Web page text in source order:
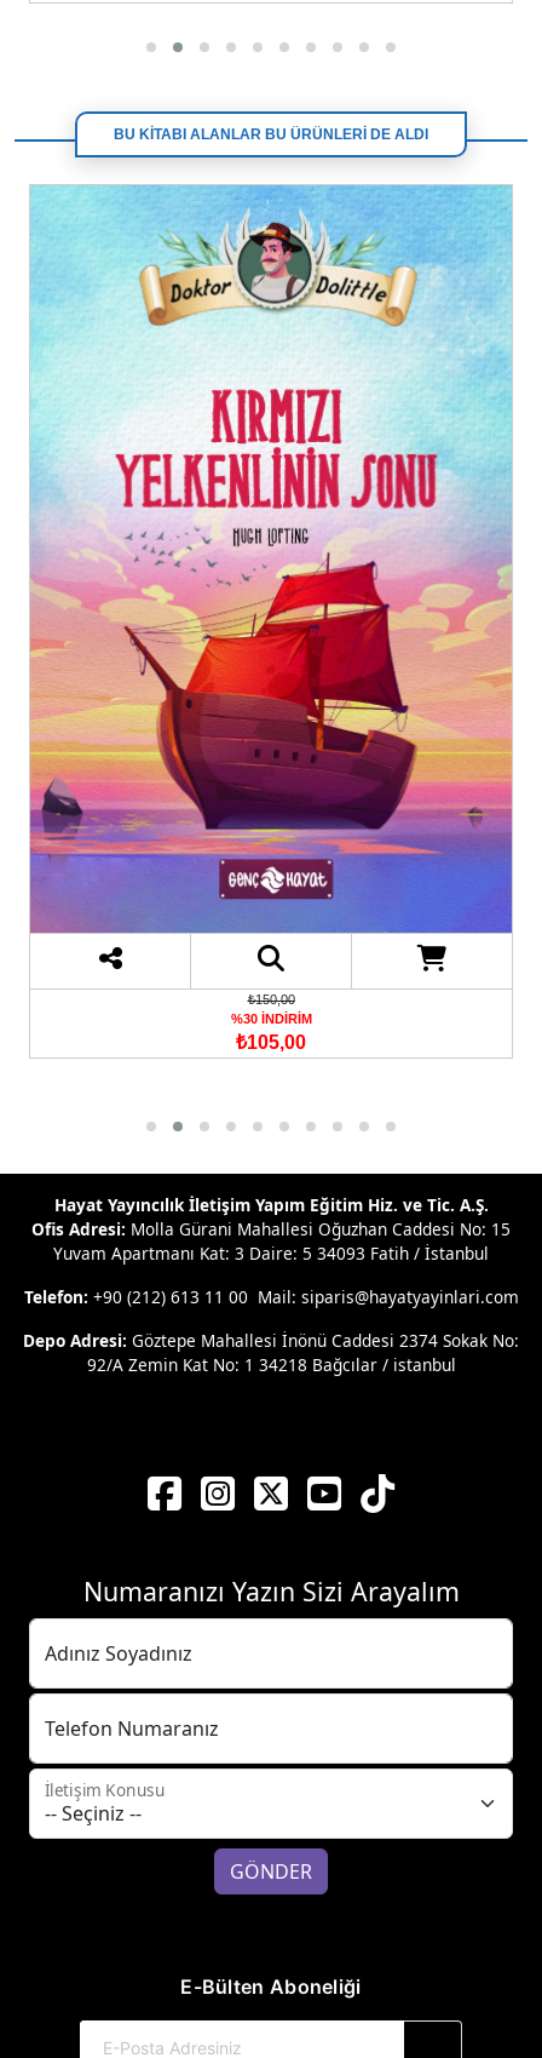
BU KİTABI ALANLAR BU ÜRÜNLERİ DE ALDI
₺150,00
%30 İNDİRİM
₺105,00
Hayat Yayıncılık İletişim Yapım Eğitim Hiz. ve Tic. A.Ş.
Ofis Adresi: Molla Gürani Mahallesi Oğuzhan Caddesi No: 15
Yuvam Apartmanı Kat: 3 Daire: 5 34093 Fatih / İstanbul
Telefon: +90 (212) 613 11 00 Mail: siparis@hayatyayinlari.com
Depo Adresi: Göztepe Mahallesi İnönü Caddesi 2374 Sokak No:
92/A Zemin Kat No: 1 34218 Bağcılar / istanbul
Numaranızı Yazın Sizi Arayalım
Adınız Soyadınız
Telefon Numaranız
İletişim Konusu
GÖNDER
E-Bülten Aboneliği